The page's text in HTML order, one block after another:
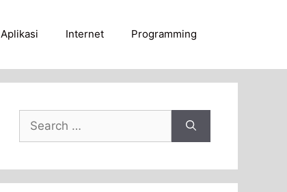
Aplikasi Internet Programming
Search
for: